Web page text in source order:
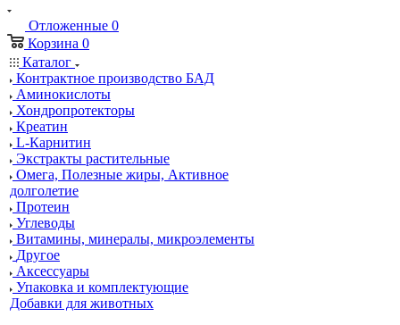
Отложенные 0
Корзина 0
Каталог
Контрактное производство БАД
Аминокислоты
Хондропротекторы
Креатин
L-Карнитин
Экстракты растительные
Омега, Полезные жиры, Активное
долголетие
Протеин
Углеводы
Витамины, минералы, микроэлементы
Другое
Аксессуары
Упаковка и комплектующие
Добавки для животных